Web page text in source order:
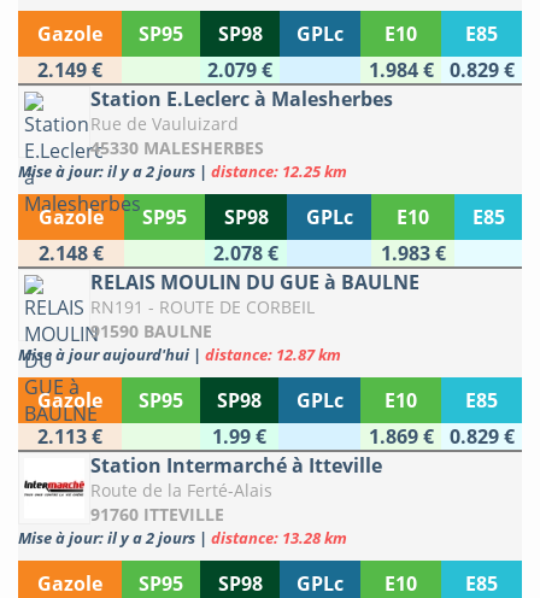
Gazole SP95 SP98 GPLc E10
E85
2.149 €
2.079 € 1.984 €
0.829 €
Station E.Leclerc à Malesherbes
Rue de Vauluizard
45330 MALESHERBES
Mise à jour: il y a 2 jours | distance: 12.25 km
Gazole SP95 SP98 GPLc E10
E85
2.148 €
2.078 €
1.983 €
RELAIS MOULIN DU GUE à BAULNE
RN191 - ROUTE DE CORBEIL
91590 BAULNE
Mise à jour aujourd'hui | distance: 12.87 km
Gazole SP95 SP98 GPLc E10
E85
2.113 €
1.99 € 1.869 €
0.829 €
Station Intermarché à Itteville
Route de la Ferté-Alais
91760 ITTEVILLE
Mise à jour: il y a 2 jours | distance: 13.28 km
Gazole SP95 SP98 GPLc E10
E85